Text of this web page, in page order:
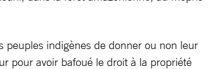
peuples indigènes de donner ou non leur
pour avoir bafoué le droit à la propriété